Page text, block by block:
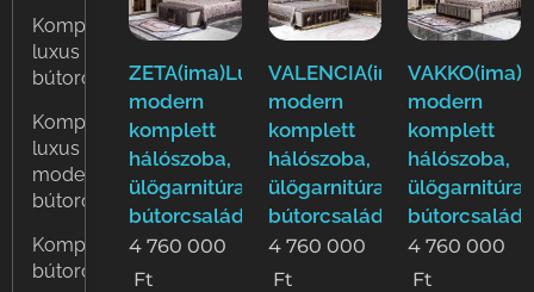
Komplett
luxus modern nappali
bútorok
Komplett
luxus
modern
bútorok
Komplett
bútorcsaládok
ZETA(ima)Luxus
modern
komplett
hálószoba,
ülőgarnitúra,étkező
bútorcsalád!
4 760 000
Ft
VALENCIA(ima)Luxus
modern
komplett
hálószoba,
ülőgarnitúra,étkező
bútorcsalád!
4 760 000
Ft
modern
komplett
hálószoba,
bútorcsalád!
4 760 000
Ft